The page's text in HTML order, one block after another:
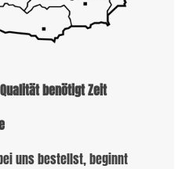
benötigt Zeit
uns bestellst, beginnt